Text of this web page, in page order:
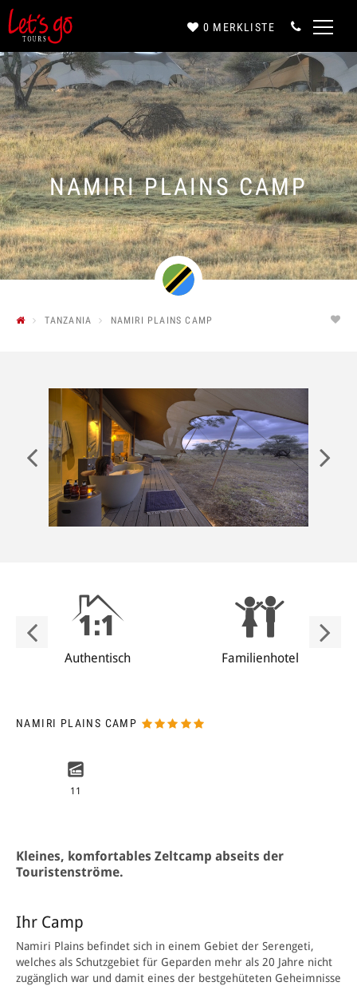
0 MERKLISTE
NAMIRI PLAINS CAMP
TANZANIA NAMIRI PLAINS CAMP
Authentisch Familienhotel
NAMIRI PLAINS CAMP
11
Kleines, komfortables Zeltcamp abseits der
Touristenströme.
Ihr Camp
Namiri Plains befindet sich in einem Gebiet der Serengeti,
welches als Schutzgebiet für Geparden mehr als 20 Jahre nicht
zugänglich war und damit eines der bestgehüteten Geheimnisse
Anrede*
Vorname*
Nachname*
ANMELDEN